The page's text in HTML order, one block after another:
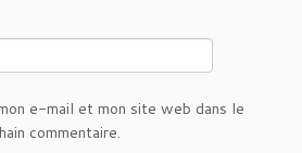
e-mail et mon site web dans le
commentaire.